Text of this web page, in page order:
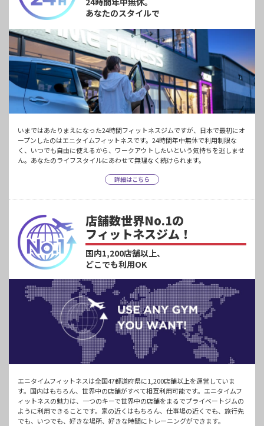
あなたのスタイルで
いまではあたりまえになった24時間フィットネスジムですが、日本で最初にオ
ープンしたのはエニタイムフィットネスです。24時間年中無休で利用制限な
く、いつでも自由に使えるから、ワークアウトしたいという気持ちを逃しませ
ん。あなたのライフスタイルにあわせて無理なく続けられます。
詳細はこちら
店舗数世界No.1の
フィットネスジム！
国内1,200店舗以上、
どこでも利用OK
エニタイムフィットネスは全国47都道府県に1,200店舗以上を運営していま
す。国内はもちろん、世界中の店舗がすべて相互利用可能です。エニタイムフ
ィットネスの魅力は、一つのキーで世界中の店舗をまるでプライベートジムの
ように利用できることです。家の近くはもちろん、仕事場の近くでも、旅行先
でも、いつでも、好きな場所、好きな時間にトレーニングができます。